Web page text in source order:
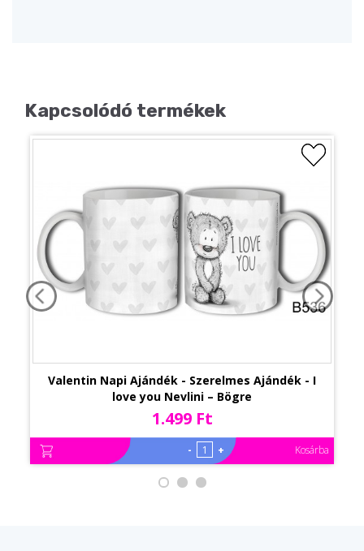
Kapcsolódó termékek
Valentin Napi Ajándék - Szerelmes Ajándék - I
love you Nevlini – Bögre
1.499 Ft
- + Kosárba